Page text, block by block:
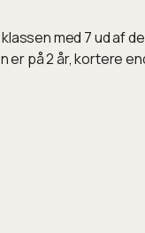
med 7 ud af
er på 2 år, kortere